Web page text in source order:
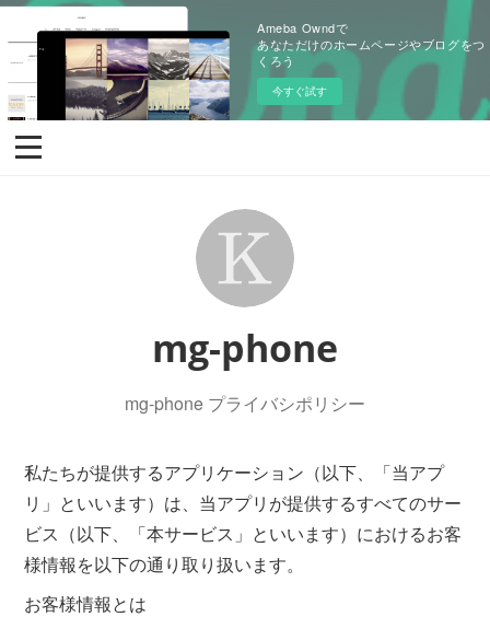
Ameba Owndで
あなただけのホームページやブログをつ
くろう
今すぐ試す
mg-phone
mg-phone プライバシポリシー
私たちが提供するアプリケーション（以下、「当アプ
リ」といいます）は、当アプリが提供するすべてのサー
ビス（以下、「本サービス」といいます）におけるお客
様情報を以下の通り取り扱います。
お客様情報とは